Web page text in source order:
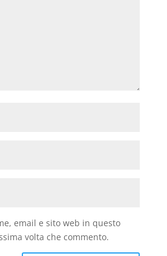
email e sito web in questo
volta che commento.